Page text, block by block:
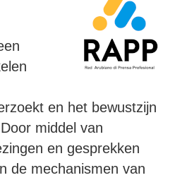
en het bewustzijn
middel van
en gesprekken
de mechanismen van